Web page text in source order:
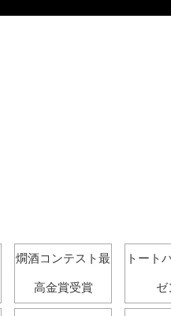
燗酒コンテスト最
高金賞受賞
トート
ゼ